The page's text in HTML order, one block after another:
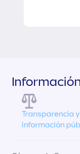
Transparencia
información